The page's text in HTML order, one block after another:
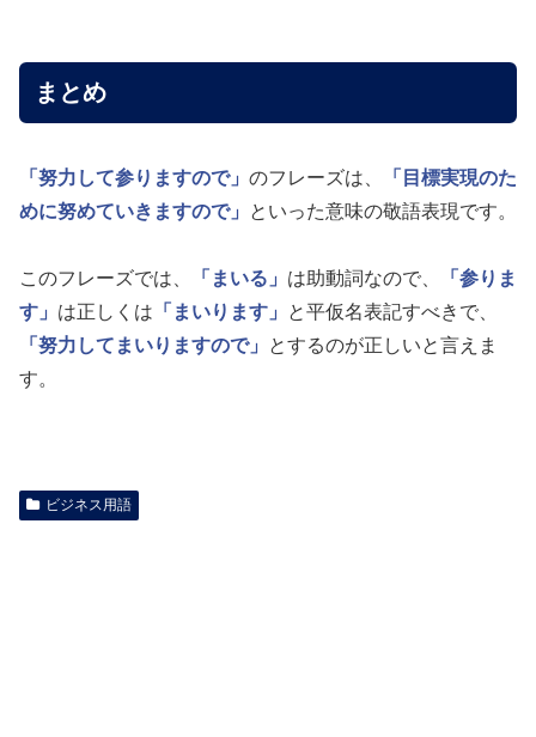
まとめ
「努力して参りますので」 のフレーズは、
「目標実現のた
めに努めていきますので」
といった意味の敬語表現です。
このフレーズでは、 「まいる」 は助動詞なので、
「参りま
す」 は正しくは 「まいります」
と平仮名表記すべきで、
「努力してまいりますので」
とするのが正しいと言えま
す。
ビジネス用語